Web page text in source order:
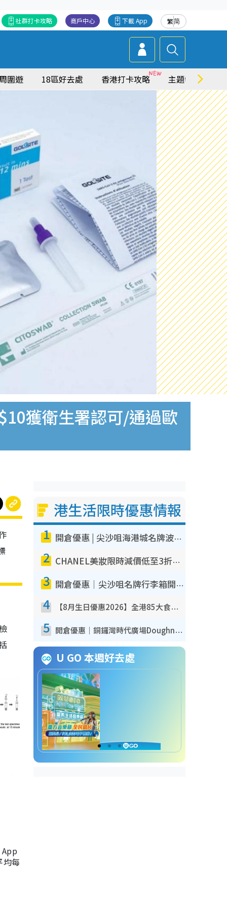
繁简
下載 App
商戶中心
社群打卡攻略
圍遊 18區好去處 香港打卡攻略 主題特集
獲衛生署認可/通過歐
均每
港生活限時優惠情報
1 開倉優惠 | 尖沙咀海港城名牌波鞋開倉低至1折！On鞋$899起／Joy&Peace鞋履$98起
2 CHANEL美妝限時減價低至3折！人氣粉底/唇膏/精華液低至$275！COCO香水都有平
3 開倉優惠｜尖沙咀名牌行李箱開倉低至4折！一連5日 American Tourister/ace./Hallmark $200起！
4 【8月生日優惠2026】全港85大食買玩著數攻略 自助餐/火鍋放題同行免費＋誠品/DONKI送現金券
5 開倉優惠｜銅鑼灣時代廣場Doughnut/Campo Marzio開倉低至1折！背囊、書包、手袋劈價$200起
U GO 本週好去處